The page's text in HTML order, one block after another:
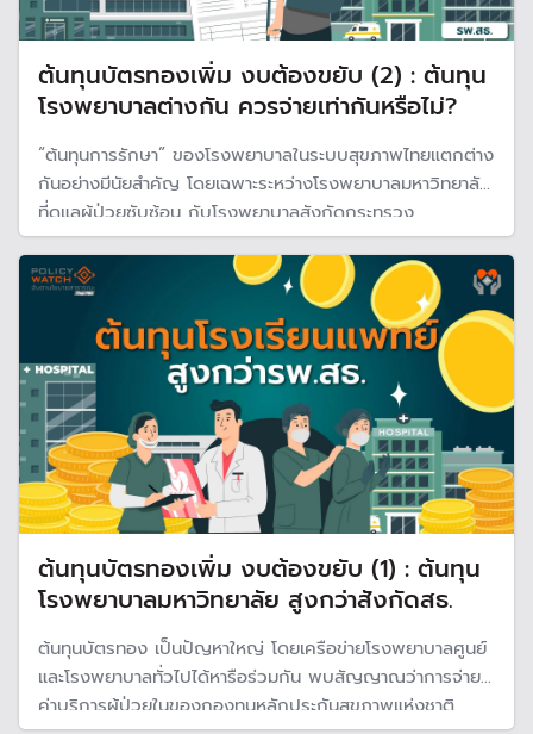
ต้นทุนบัตรทองเพิ่ม งบต้องขยับ (2) : ต้นทุน
โรงพยาบาลต่างกัน ควรจ่ายเท่ากันหรือไม่?
“ต้นทุนการรักษา” ของโรงพยาบาลในระบบสุขภาพไทยแตกต่าง
กันอย่างมีนัยสำคัญ โดยเฉพาะระหว่างโรงพยาบาลมหาวิทยาลัย
ที่ดูแลผู้ป่วยซับซ้อน กับโรงพยาบาลสังกัดกระทรวง
สาธารณสุขที่รับภารกิจบริการประชาชนในวงกว้าง คำถาม
สำคัญจึงตามมาทันทีว่า เมื่อโครงสร้างต้นทุนไม่เท่ากัน ระบบ
ควร “จ่ายชดเชย” เท่ากันหรือไม่
ต้นทุนบัตรทองเพิ่ม งบต้องขยับ (1) : ต้นทุน
โรงพยาบาลมหาวิทยาลัย สูงกว่าสังกัดสธ.
ต้นทุนบัตรทอง เป็นปัญหาใหญ่ โดยเครือข่ายโรงพยาบาลศูนย์
และโรงพยาบาลทั่วไปได้หารือร่วมกัน พบสัญญาณว่าการจ่าย
ค่าบริการผู้ป่วยในของกองทุนหลักประกันสุขภาพแห่งชาติ